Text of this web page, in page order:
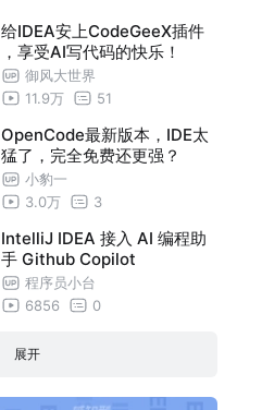
给IDEA安上CodeGeeX插件
，享受AI写代码的快乐！
御风大世界
11.9万
51
OpenCode最新版本，IDE太
猛了，完全免费还更强？
小豹一
3.0万
3
IntelliJ IDEA 接入 AI 编程助
手 Github Copilot
程序员小台
6856
0
展开